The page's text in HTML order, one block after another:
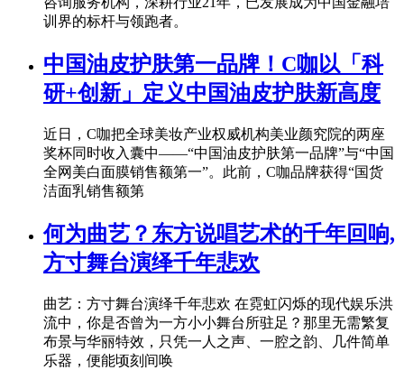
训界的标杆与领跑者。
中国油皮护肤第一品牌！C咖以「科
研+创新」定义中国油皮护肤新高度
近日，C咖把全球美妆产业权威机构美业颜究院的两座
奖杯同时收入囊中——“中国油皮护肤第一品牌”与“中国
全网美白面膜销售额第一”。此前，C咖品牌获得“国货
洁面乳销售额第
何为曲艺？东方说唱艺术的千年回响,
方寸舞台演绎千年悲欢
曲艺：方寸舞台演绎千年悲欢 在霓虹闪烁的现代娱乐洪
流中，你是否曾为一方小小舞台所驻足？那里无需繁复
布景与华丽特效，只凭一人之声、一腔之韵、几件简单
乐器，便能顷刻间唤